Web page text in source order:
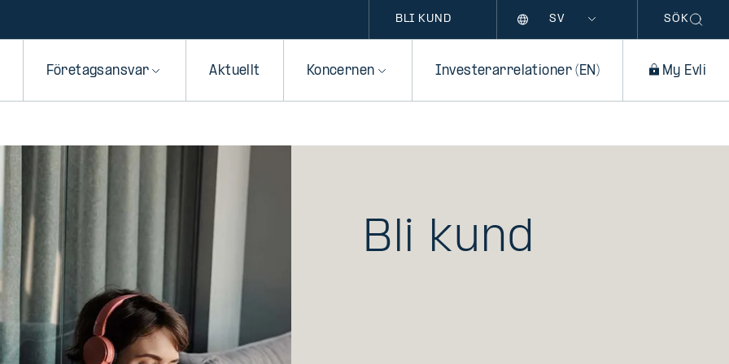
BLI KUND SÖK
Företagsansvar Aktuellt Koncernen Investerarrelationer (EN) My Evli
Bli kund